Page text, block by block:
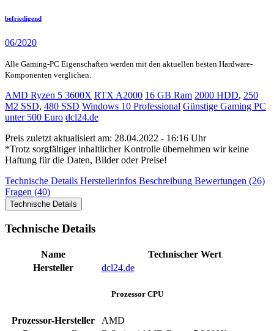
befriedigend
06/2020
Alle Gaming-PC Eigenschaften werden mit den aktuellen besten Hardware-
Komponenten verglichen.
AMD Ryzen 5 3600X RTX A2000 16 GB Ram 2000 HDD, 250
M2 SSD, 480 SSD Windows 10 Professional Günstige Gaming PC
unter 500 Euro dcl24.de
Preis zuletzt aktualisiert am: 28.04.2022 - 16:16 Uhr
*Trotz sorgfältiger inhaltlicher Kontrolle übernehmen wir keine
Haftung für die Daten, Bilder oder Preise!
Technische Details Herstellerinfos Beschreibung Bewertungen (26)
Fragen (40)
Technische Details
Technische Details
Name
Technischer Wert
Hersteller
dcl24.de
Prozessor CPU
Prozessor-Hersteller
AMD